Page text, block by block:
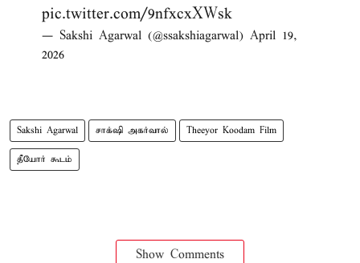
pic.twitter.com/9nfxcxXWsk
— Sakshi Agarwal (@ssakshiagarwal) April 19,
2026
Sakshi Agarwal சாக்‌ஷி அகர்வால் Theeyor Koodam Film
தீயோர் கூடம்
Show Comments